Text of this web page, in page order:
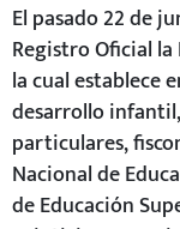
El pasado 22 de
Registro Oficial
la cual establece
desarrollo
particulares,
Nacional de
de Educación